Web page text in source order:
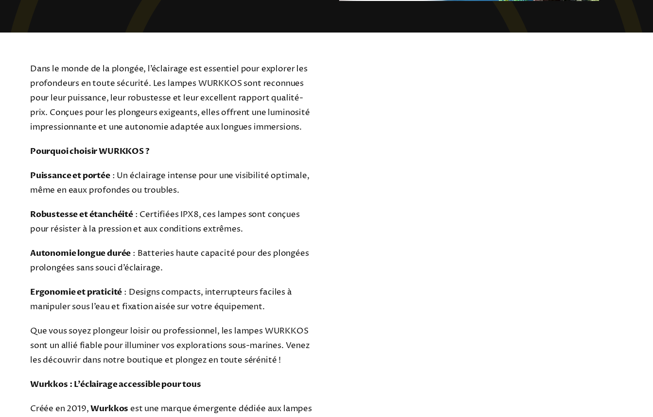
Dans le monde de la plongée, l’éclairage est essentiel pour explorer les
profondeurs en toute sécurité. Les lampes WURKKOS sont reconnues
pour leur puissance, leur robustesse et leur excellent rapport qualité-
prix. Conçues pour les plongeurs exigeants, elles offrent une luminosité
impressionnante et une autonomie adaptée aux longues immersions.
Pourquoi choisir WURKKOS ?
Puissance et portée: Un éclairage intense pour une visibilité optimale,
même en eaux profondes ou troubles.
Robustesse et étanchéité: Certifiées IPX8, ces lampes sont conçues
pour résister à la pression et aux conditions extrêmes.
Autonomie longue durée : Batteries haute capacité pour des plongées
prolongées sans souci d’éclairage.
Ergonomie et praticité : Designs compacts, interrupteurs faciles à
manipuler sous l’eau et fixation aisée sur votre équipement.
Que vous soyez plongeur loisir ou professionnel, les lampes WURKKOS
sont un allié fiable pour illuminer vos explorations sous-marines. Venez
les découvrir dans notre boutique et plongez en toute sérénité !
Wurkkos : L’éclairage accessible pour tous
Créée en 2019,Wurkkos est une marque émergente dédiée aux lampes